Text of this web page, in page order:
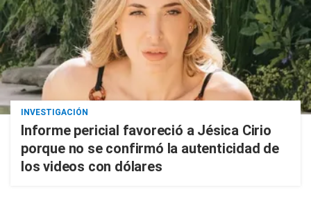
INVESTIGACIÓN
Informe pericial favoreció a Jésica Cirio
porque no se confirmó la autenticidad de
los videos con dólares